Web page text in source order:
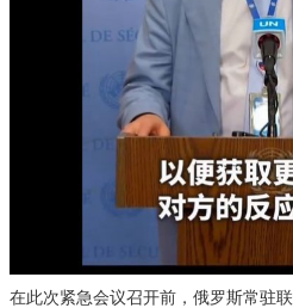
在此次紧急会议召开前，俄罗斯常驻